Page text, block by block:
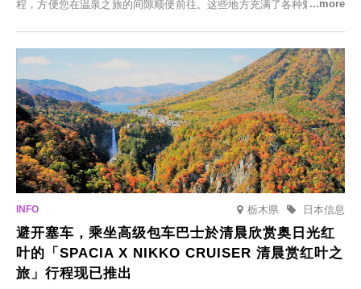
程，方便您在温泉之旅的间隙顺便前往。这些地方充满了各种魅力，包
食材的餐厅。让您体验黑川温泉的全新乐趣。
栃木県 日本信息
避开塞车，乘坐高级包车巴士於清晨欣赏奥日光红
叶的「SPACIA X NIKKO CRUISER 清晨赏红叶之
旅」行程现已推出